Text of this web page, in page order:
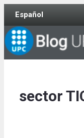
Skip
content
Español
sector